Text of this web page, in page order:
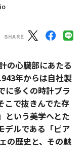
の心臓部にあたる
年からは自社製
に多くの時計ブラ
こで抜きんでた存
という美学へとた
デルである「ピア
の歴史と、その魅